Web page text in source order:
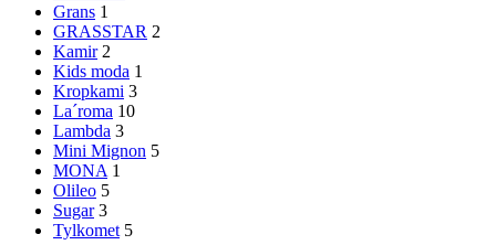
Grans 1
GRASSTAR 2
Kamir 2
Kids moda 1
Kropkami 3
La´roma 10
Lambda 3
Mini Mignon 5
MONA 1
Olileo 5
Sugar 3
Tylkomet 5